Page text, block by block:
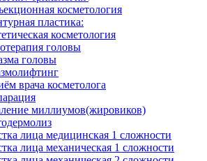
косметология
пластика:
косметология
головы
головы
врача косметолога
миллиумов(жировиков)
лица медицинская 1 сложности
лица механическая 1 сложности